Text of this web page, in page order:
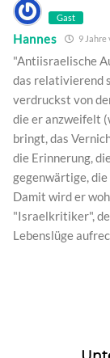
Gast
Hannes 9 Jahre
"Antiisraelische
das relativierend
verdruckst von
die er anzweifelt
bringt, das
die Erinnerung,
gegenwärtige,
Damit wird er
"Israelkritiker",
Lebenslüge